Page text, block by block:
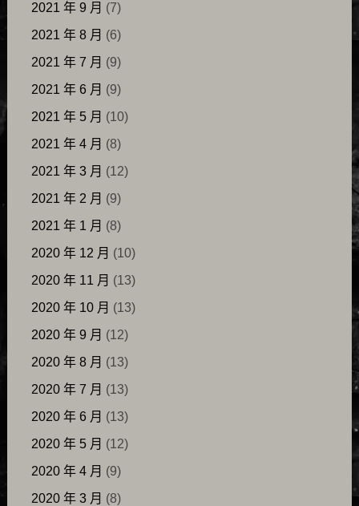
2021 年 9 月 (7)
2021 年 8 月 (6)
2021 年 7 月 (9)
2021 年 6 月 (9)
2021 年 5 月 (10)
2021 年 4 月 (8)
2021 年 3 月 (12)
2021 年 2 月 (9)
2021 年 1 月 (8)
2020 年 12 月 (10)
2020 年 11 月 (13)
2020 年 10 月 (13)
2020 年 9 月 (12)
2020 年 8 月 (13)
2020 年 7 月 (13)
2020 年 6 月 (13)
2020 年 5 月 (12)
2020 年 4 月 (9)
2020 年 3 月 (8)